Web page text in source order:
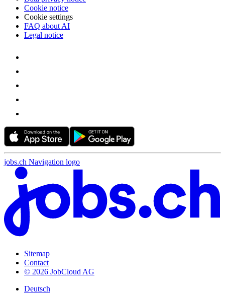
Cookie notice
Cookie settings
FAQ about AI
Legal notice
jobs.ch Navigation logo
Sitemap
Contact
© 2026 JobCloud AG
Deutsch